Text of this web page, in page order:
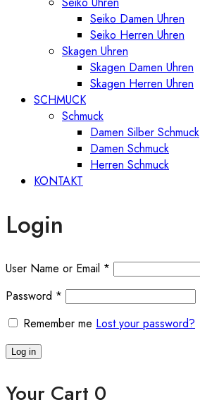
Seiko Damen Uhren
Seiko Herren Uhren
Skagen Uhren
Skagen Damen Uhren
Skagen Herren Uhren
SCHMUCK
Schmuck
Damen Silber Schmuck
Damen Schmuck
Herren Schmuck
KONTAKT
Login
User Name or Email *
Password *
Remember me Lost your password?
Log in
Your Cart 0